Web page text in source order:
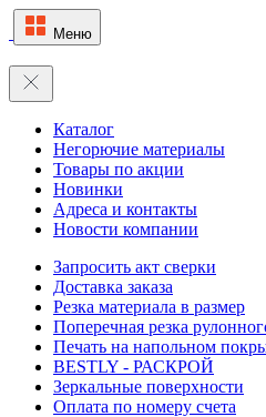
Меню
Каталог
Негорючие материалы
Товары по акции
Новинки
Адреса и контакты
Новости компании
Запросить акт сверки
Доставка заказа
Резка материала в размер
Поперечная резка
Печать на напольном
BESTLY - РАСКРОЙ
Зеркальные поверхности
Оплата по номеру счета